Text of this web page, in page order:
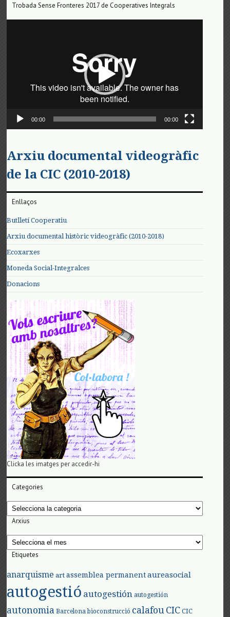
Trobada Sense Fronteres 2017 de Cooperatives Integrals
00:00 00:00
Arxiu documental videogràfic
de la CIC (2010-2018)
Enllaços
Butlletí Cooperatiu
Arxiu documental històric videogràfic (2010-2018)
Ecoxarxes
Moneda Social-Integralces
Donacions
Clicka les imatges per accedir-hi
Categories
Categories
Arxius
Arxius
Etiquetes
anarquisme art assemblea permanent aureasocial
autogestió autogestión autogestión
autonomia Barcelona bioconstrucció calafouCIC CIC